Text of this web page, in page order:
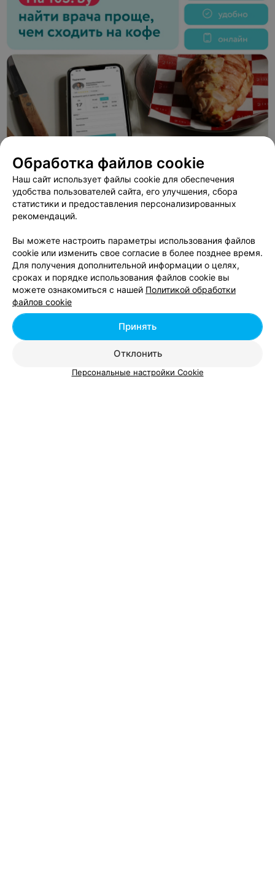
ЭФФЕКТИВНАЯ РЕКЛАМА НА САЙТЕ
ШКОЛА ТАНЦЕВ
Тамазур
Минск, ул. Домбровская, 9 с 09:00
Вам будет интересно
Обработка файлов cookie
Наш сайт использует файлы cookie для обеспечения
удобства пользователей сайта, его улучшения, сбора
статистики и предоставления персонализированных
рекомендаций.
Вы можете настроить параметры использования файлов
cookie или изменить свое согласие в более позднее время.
Для получения дополнительной информации о целях,
сроках и порядке использования файлов cookie вы
можете ознакомиться с нашей Политикой обработки
файлов cookie
Отклонить
Принять
Персональные настройки Cookie